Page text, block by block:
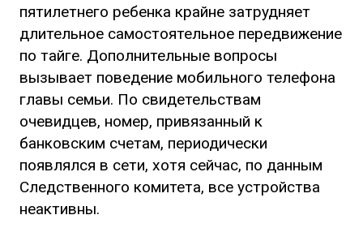
пятилетнего ребенка крайне затрудняет
длительное самостоятельное передвижение
по тайге. Дополнительные вопросы
вызывает поведение мобильного телефона
главы семьи. По свидетельствам
очевидцев, номер, привязанный к
банковским счетам, периодически
появлялся в сети, хотя сейчас, по данным
Следственного комитета, все устройства
неактивны.